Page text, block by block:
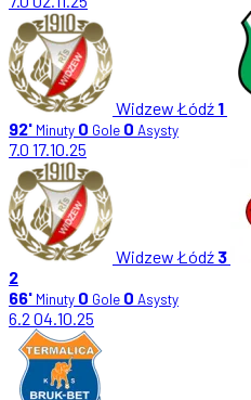
Widzew Łódź 1
92' Minuty 0 Gole 0 Asysty
7.0 17.10.25
Widzew Łódź 3
2
66' Minuty 0 Gole 0 Asysty
6.2 04.10.25